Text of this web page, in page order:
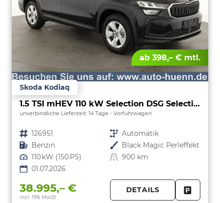
ab 398,– € mtl.
Skoda Kodiaq
1.5 TSI mHEV 110 kW Selection DSG Selection, AHK, Navi, Side, Kamera, Winter, 4 J.- Garantie
unverbindliche Lieferzeit: 14 Tage Vorführwagen
Fahrzeugnr. 126951 Getriebe Automatik
Kraftstoff Benzin Außenfarbe Black Magic Perleffekt
Leistung 110 kW (150 PS) Kilometerstand 900 km
01.07.2026
38.995,– €
incl. 19% MwSt.
DETAILS